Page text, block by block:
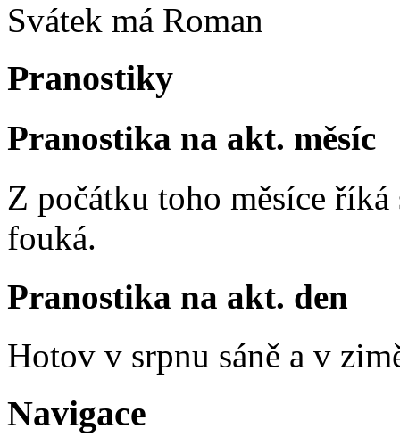
Svátek má Roman
Pranostiky
Pranostika na akt. měsíc
Z počátku toho měsíce
fouká.
Pranostika na akt. den
Hotov v srpnu sáně a v
Navigace